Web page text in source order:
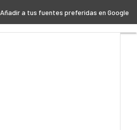
Añadir a tus fuentes preferidas en Google